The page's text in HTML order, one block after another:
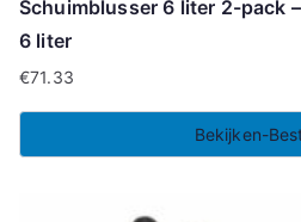
Schuimblusser 6 liter 2-pack
6 liter
€71.33
Bekijken-